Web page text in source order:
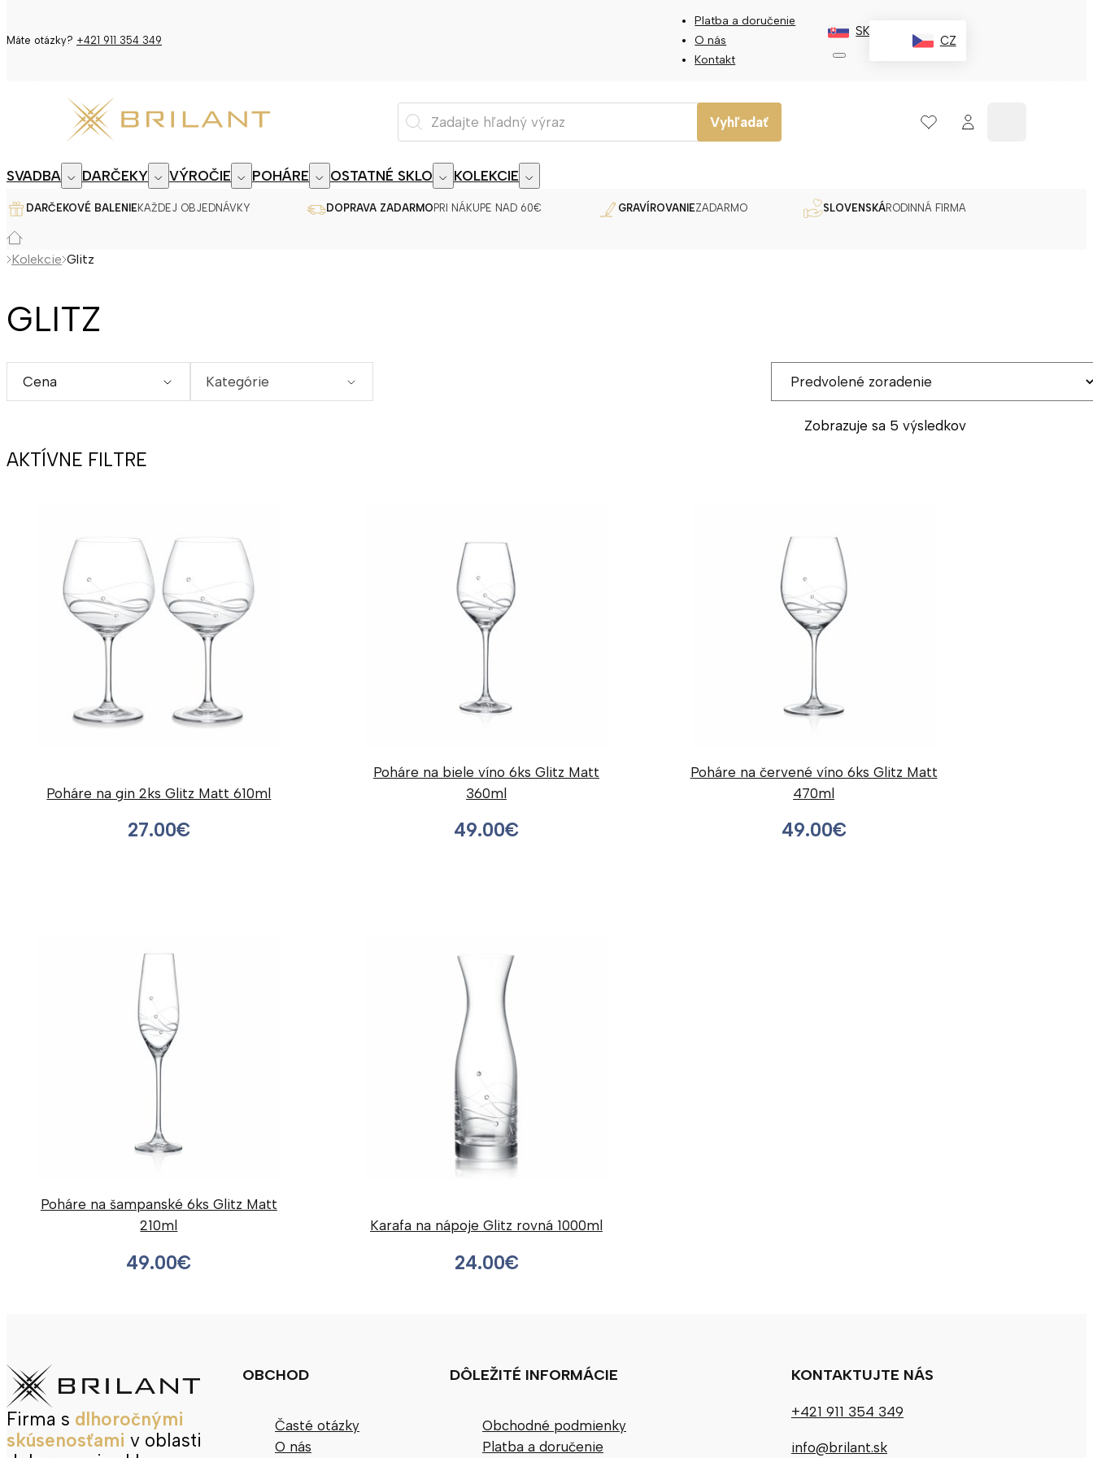
Máte otázky? +421 911 354 349
Platba a doručenie
O nás
Kontakt
SK
CZ
Vyhľadať
SVADBA DARČEKY VÝROČIE POHÁRE OSTATNÉ SKLO KOLEKCIE
DARČEKOVÉ BALENIEKAŽDEJ OBJEDNÁVKY DOPRAVA ZADARMOPRI NÁKUPE NAD 60€ GRAVÍROVANIEZADARMO SLOVENSKÁRODINNÁ FIRMA
Kolekcie Glitz
GLITZ
Cena Kategórie
Zobrazuje sa 5 výsledkov
AKTÍVNE FILTRE
Poháre na gin 2ks Glitz Matt 610ml
27.00€
Poháre na biele víno 6ks Glitz Matt
360ml
49.00€
Poháre na červené víno 6ks Glitz Matt
470ml
49.00€
Poháre na šampanské 6ks Glitz Matt
210ml
49.00€
Karafa na nápoje Glitz rovná 1000ml
24.00€
Firma s dlhoročnými
skúsenosťami v oblasti
OBCHOD
Časté otázky
O nás
DÔLEŽITÉ INFORMÁCIE
Obchodné podmienky
Platba a doručenie
KONTAKTUJTE NÁS
+421 911 354 349
info@brilant.sk